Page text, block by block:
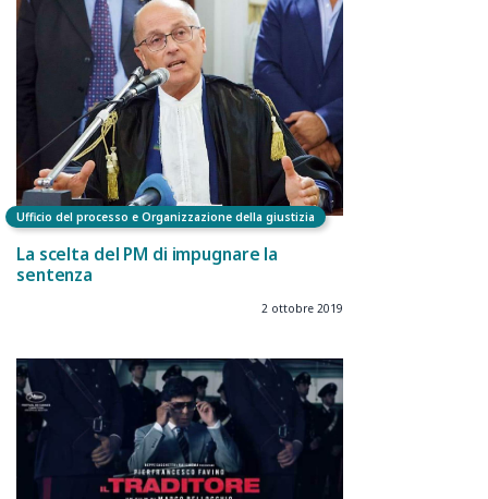
Ufficio del processo e Organizzazione della giustizia
La scelta del PM di impugnare la
sentenza
2 ottobre 2019